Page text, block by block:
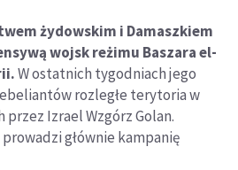
żydowskim i Damaszkiem
wojsk reżimu Baszara el-
W ostatnich tygodniach jego
rozległe terytoria w
Izrael Wzgórz Golan.
głównie kampanię